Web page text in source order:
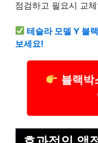
점검하고 필요시 교
테슬라 모델 Y 블
보세요!
블랙박